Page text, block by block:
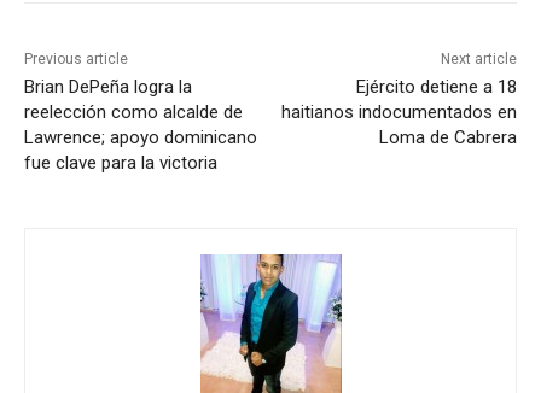
Previous article
Brian DePeña logra la
reelección como alcalde de
Lawrence; apoyo dominicano
fue clave para la victoria
Next article
Ejército detiene a 18
haitianos indocumentados en
Loma de Cabrera